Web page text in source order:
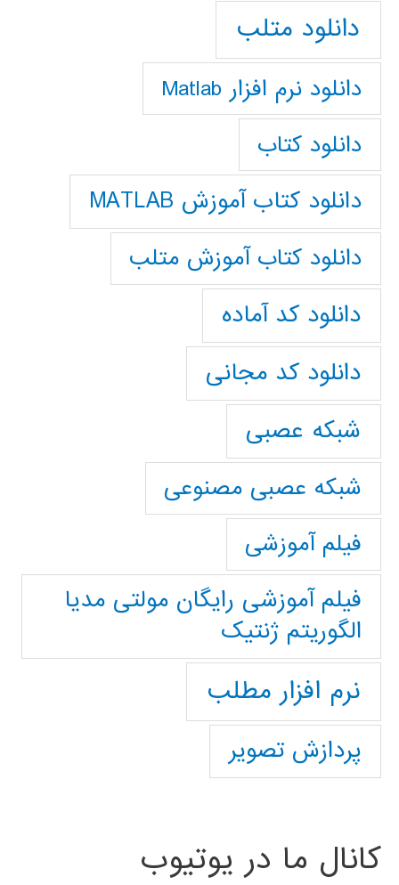
دانلود متلب
دانلود نرم افزار Matlab
دانلود کتاب
دانلود کتاب آموزش MATLAB
دانلود کتاب آموزش متلب
دانلود کد آماده
دانلود کد مجانی
شبکه عصبی
شبکه عصبی مصنوعی
فیلم آموزشی
فیلم آموزشی رایگان مولتی مدیا
الگوریتم ژنتیک
نرم افزار مطلب
پردازش تصویر
کانال ما در یوتیوب